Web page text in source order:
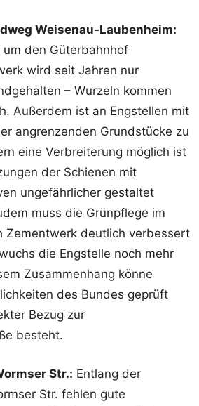
Weisenau-Laubenheim:
den Güterbahnhof
wird seit Jahren nur
– Wurzeln kommen
Außerdem ist an Engstellen mit
angrenzenden Grundstücke zu
eine Verbreiterung möglich ist
der Schienen mit
ungefährlicher gestaltet
muss die Grünpflege im
Zementwerk deutlich verbessert
die Engstelle noch mehr
Zusammenhang könne
des Bundes geprüft
Bezug zur
besteht.
Str.: Entlang der
Str. fehlen gute